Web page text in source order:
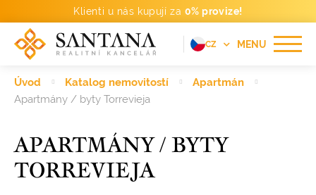
Klienti u nás kupují za 0% provize!
MENU
CZ
Úvod Katalog nemovitostí
Apartmán
Apartmány / byty Torrevieja
APARTMÁNY / BYTY
TORREVIEJA